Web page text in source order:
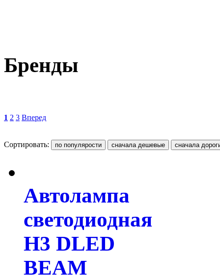
Бренды
1 2 3 Вперед
Сортировать:
Автолампа
светодиодная
H3 DLED
BEAM